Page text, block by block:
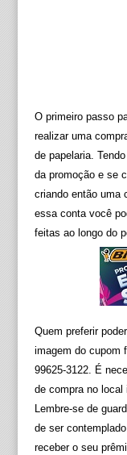
O primeiro passo
realizar uma
de papelaria.
da promoção e se
criando então uma
essa conta você
feitas ao longo do
Quem preferir
imagem do cupom
99625-3122. É
de compra no local
Lembre-se de
de ser
receber o seu